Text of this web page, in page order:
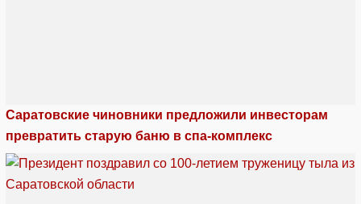
Саратовские чиновники предложили инвесторам
превратить старую баню в спа-комплекс